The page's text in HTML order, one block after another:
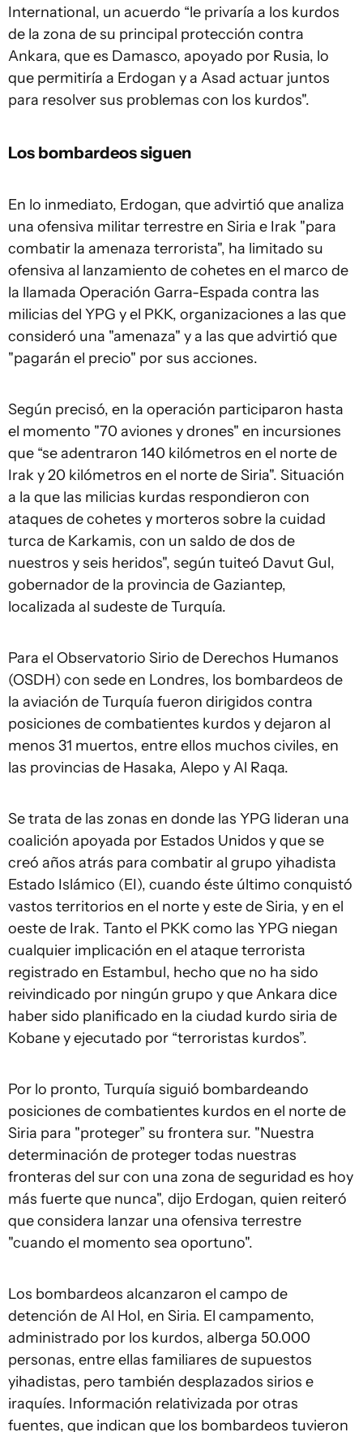
International, un acuerdo “le privaría a los kurdos
de la zona de su principal protección contra
Ankara, que es Damasco, apoyado por Rusia, lo
que permitiría a Erdogan y a Asad actuar juntos
para resolver sus problemas con los kurdos".
Los bombardeos siguen
En lo inmediato, Erdogan, que advirtió que analiza
una ofensiva militar terrestre en Siria e Irak "para
combatir la amenaza terrorista", ha limitado su
ofensiva al lanzamiento de cohetes en el marco de
la llamada Operación Garra-Espada contra las
milicias del YPG y el PKK, organizaciones a las que
consideró una "amenaza" y a las que advirtió que
"pagarán el precio" por sus acciones.
Según precisó, en la operación participaron hasta
el momento "70 aviones y drones" en incursiones
que “se adentraron 140 kilómetros en el norte de
Irak y 20 kilómetros en el norte de Siria". Situación
a la que las milicias kurdas respondieron con
ataques de cohetes y morteros sobre la cuidad
turca de Karkamis, con un saldo de dos de
nuestros y seis heridos", según tuiteó Davut Gul,
gobernador de la provincia de Gaziantep,
localizada al sudeste de Turquía.
Para el Observatorio Sirio de Derechos Humanos
(OSDH) con sede en Londres, los bombardeos de
la aviación de Turquía fueron dirigidos contra
posiciones de combatientes kurdos y dejaron al
menos 31 muertos, entre ellos muchos civiles, en
las provincias de Hasaka, Alepo y Al Raqa.
Se trata de las zonas en donde las YPG lideran una
coalición apoyada por Estados Unidos y que se
creó años atrás para combatir al grupo yihadista
Estado Islámico (EI), cuando éste último conquistó
vastos territorios en el norte y este de Siria, y en el
oeste de Irak. Tanto el PKK como las YPG niegan
cualquier implicación en el ataque terrorista
registrado en Estambul, hecho que no ha sido
reivindicado por ningún grupo y que Ankara dice
haber sido planificado en la ciudad kurdo siria de
Kobane y ejecutado por “terroristas kurdos”.
Por lo pronto, Turquía siguió bombardeando
posiciones de combatientes kurdos en el norte de
Siria para "proteger” su frontera sur. "Nuestra
determinación de proteger todas nuestras
fronteras del sur con una zona de seguridad es hoy
más fuerte que nunca", dijo Erdogan, quien reiteró
que considera lanzar una ofensiva terrestre
"cuando el momento sea oportuno".
Los bombardeos alcanzaron el campo de
detención de Al Hol, en Siria. El campamento,
administrado por los kurdos, alberga 50.000
personas, entre ellas familiares de supuestos
yihadistas, pero también desplazados sirios e
iraquíes. Información relativizada por otras
fuentes, que indican que los bombardeos tuvieron